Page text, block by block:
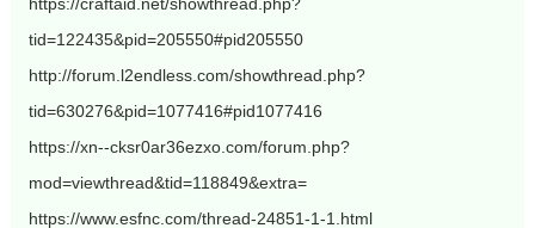
tid=122435&pid=205550#pid205550
http://forum.l2endless.com/showthread.php?
tid=630276&pid=1077416#pid1077416
https://xn--cksr0ar36ezxo.com/forum.php?
mod=viewthread&tid=118849&extra=
https://www.esfnc.com/thread-24851-1-1.html